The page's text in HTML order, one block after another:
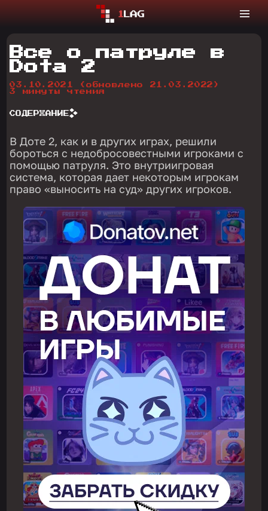
Все о патруле в
Dota 2
03.10.2021
(обновлено 21.03.2022)
3 минуты чтения
СОДЕРЖАНИЕ
В Доте 2, как и в других играх, решили
бороться с недобросовестными игроками с
помощью патруля. Это внутриигровая
система, которая дает некоторым игрокам
право «выносить на суд» других игроков.